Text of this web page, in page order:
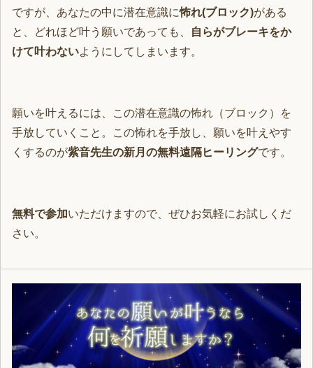
ですが、あなたの中に潜在意識に怖れ(ブロック)がある
と、どれほど叶う願いであっても、
自らがブレーキをか
けて叶わないようにしてしまいます。
願いを叶えるには、この潜在意識の怖れ（ブロック）を
手放していくこと。この怖れを手放し、願いを叶えやす
くするのが紫音先生の新月の無料遠隔ヒーリングです。
無料で参加いただけますので、ぜひお気軽にお試しくだ
さい。